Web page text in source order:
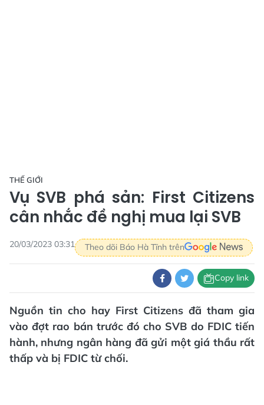
THẾ GIỚI
Vụ SVB phá sản: First Citizens
cân nhắc đề nghị mua lại SVB
20/03/2023 03:31 Theo dõi Báo Hà Tĩnh trên
Copy link
Nguồn tin cho hay First Citizens đã tham gia
vào đợt rao bán trước đó cho SVB do FDIC tiến
hành, nhưng ngân hàng đã gửi một giá thầu rất
thấp và bị FDIC từ chối.